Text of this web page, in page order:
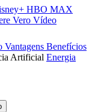
HBO MAX
Vero Vídeo
Vantagens Benefícios
Artificial Energia